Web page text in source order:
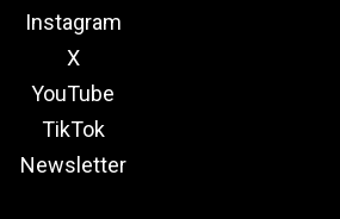
Instagram
X
YouTube
TikTok
Newsletter